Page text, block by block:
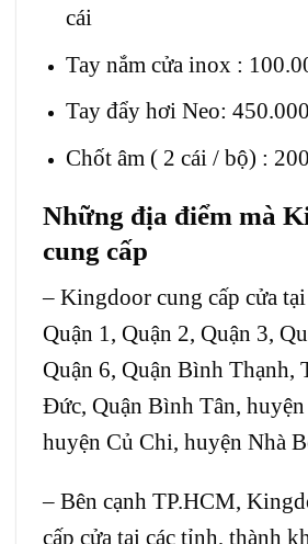
cái
Tay nắm cửa inox :
Tay đẩy hơi Neo:
Chốt âm ( 2 cái / bộ) :
Những địa điểm mà
cung cấp
– Kingdoor cung cấp cửa
Quận 1, Quận 2, Quận 3,
Quận 6, Quận Bình Thạnh,
Đức, Quận Bình Tân,
huyện Củ Chi, huyện Nhà
– Bên cạnh TP.HCM,
cấp cửa tại các tỉnh, thành